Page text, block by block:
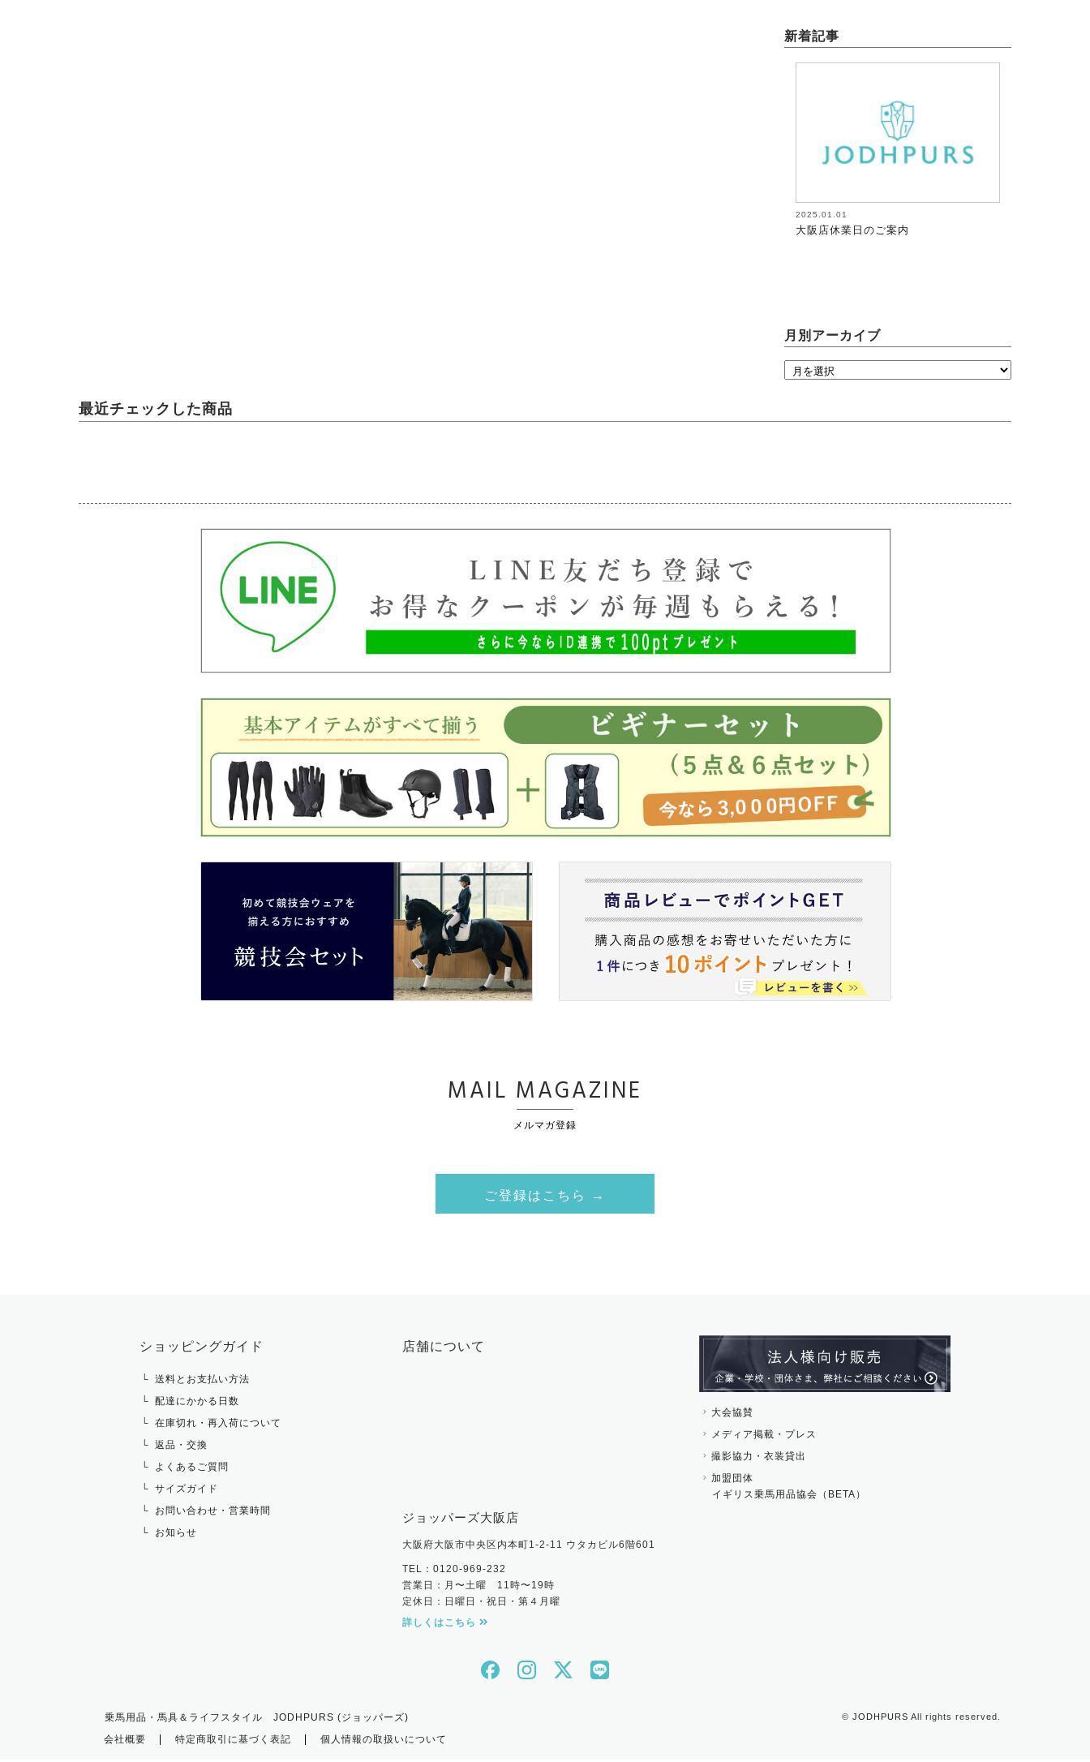
新着記事
2025.01.01
大阪店休業日のご案内
月別アーカイブ
最近チェックした商品
MAIL MAGAZINE
メルマガ登録
ご登録はこちら →
ショッピングガイド
送料とお支払い方法
配達にかかる日数
在庫切れ・再入荷について
返品・交換
よくあるご質問
サイズガイド
お問い合わせ・営業時間
お知らせ
店舗について
ジョッパーズ大阪店
大阪府大阪市中央区内本町1-2-11 ウタカビル6階601
TEL：0120-969-232
営業日：月〜土曜 11時〜19時
定休日：日曜日・祝日・第４月曜
詳しくはこちら
大会協賛
メディア掲載・プレス
撮影協力・衣装貸出
加盟団体
イギリス乗馬用品協会（BETA）
乗馬用品・馬具＆ライフスタイル JODHPURS (ジョッパーズ)
会社概要
特定商取引に基づく表記 個人情報の取扱いについて
© JODHPURS All rights reserved.